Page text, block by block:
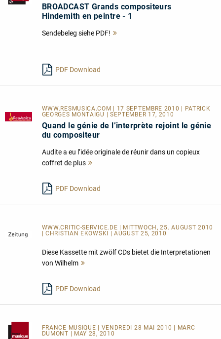
BROADCAST Grands compositeurs
Hindemith en peintre - 1
Sendebeleg siehe PDF!
PDF Download
WWW.RESMUSICA.COM | 17 SEPTEMBRE 2010 | PATRICK
GEORGES MONTAIGU | SEPTEMBER 17, 2010
Quand le génie de l’interprète rejoint le génie
du compositeur
Audite a eu l’idée originale de réunir dans un copieux
coffret de plus
PDF Download
WWW.CRITIC-SERVICE.DE | MITTWOCH, 25. AUGUST 2010
| CHRISTIAN EKOWSKI | AUGUST 25, 2010
Diese Kassette mit zwölf CDs bietet die Interpretationen
von Wilhelm
PDF Download
FRANCE MUSIQUE
| VENDREDI 28 MAI 2010 | MARC
DUMONT | MAY 28, 2010